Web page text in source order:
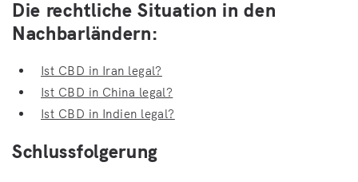
Die rechtliche Situation in den
Nachbarländern:
Ist CBD in Iran legal?
Ist CBD in China legal?
Ist CBD in Indien legal?
Schlussfolgerung